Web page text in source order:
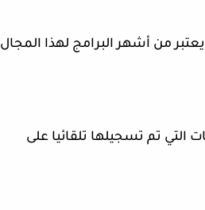
من أشهر البرامج لهذا المجال
تم تسجيلها تلقائيا على